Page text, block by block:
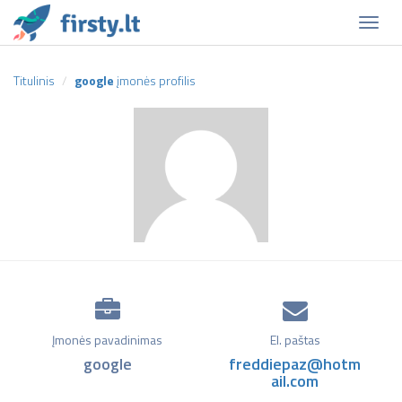
Titulinis google įmonės profilis
Įmonės pavadinimas
google
El. paštas
freddiepaz@hotm
ail.com